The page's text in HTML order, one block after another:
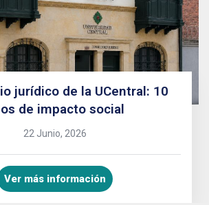
jurídico de la UCentral: 10
de impacto social
22 Junio, 2026
Ver más información